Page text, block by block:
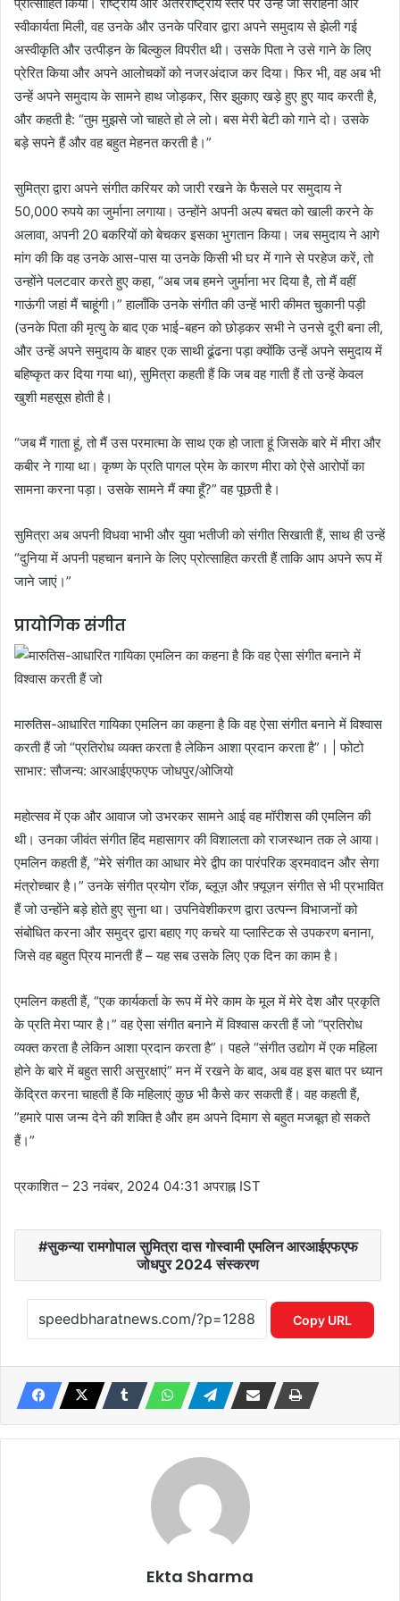
स्वीकार्यता मिली, वह उनके और उनके परिवार द्वारा अपने समुदाय से झेली गई
अस्वीकृति और उत्पीड़न के बिल्कुल विपरीत थी। उसके पिता ने उसे गाने के लिए
प्रेरित किया और अपने आलोचकों को नजरअंदाज कर दिया। फिर भी, वह अब भी
उन्हें अपने समुदाय के सामने हाथ जोड़कर, सिर झुकाए खड़े हुए हुए याद करती है,
और कहती है: “तुम मुझसे जो चाहते हो ले लो। बस मेरी बेटी को गाने दो। उसके
बड़े सपने हैं और वह बहुत मेहनत करती है।”
सुमित्रा द्वारा अपने संगीत करियर को जारी रखने के फैसले पर समुदाय ने
50,000 रुपये का जुर्माना लगाया। उन्होंने अपनी अल्प बचत को खाली करने के
अलावा, अपनी 20 बकरियों को बेचकर इसका भुगतान किया। जब समुदाय ने आगे
मांग की कि वह उनके आस-पास या उनके किसी भी घर में गाने से परहेज करें, तो
उन्होंने पलटवार करते हुए कहा, “अब जब हमने जुर्माना भर दिया है, तो मैं वहीं
गाऊंगी जहां मैं चाहूंगी।” हालाँकि उनके संगीत की उन्हें भारी कीमत चुकानी पड़ी
(उनके पिता की मृत्यु के बाद एक भाई-बहन को छोड़कर सभी ने उनसे दूरी बना ली,
और उन्हें अपने समुदाय के बाहर एक साथी ढूंढना पड़ा क्योंकि उन्हें अपने समुदाय में
बहिष्कृत कर दिया गया था), सुमित्रा कहती हैं कि जब वह गाती हैं तो उन्हें केवल
खुशी महसूस होती है।
“जब मैं गाता हूं, तो मैं उस परमात्मा के साथ एक हो जाता हूं जिसके बारे में मीरा और
कबीर ने गाया था। कृष्ण के प्रति पागल प्रेम के कारण मीरा को ऐसे आरोपों का
सामना करना पड़ा। उसके सामने मैं क्या हूँ?” वह पूछती है।
सुमित्रा अब अपनी विधवा भाभी और युवा भतीजी को संगीत सिखाती हैं, साथ ही उन्हें
“दुनिया में अपनी पहचान बनाने के लिए प्रोत्साहित करती हैं ताकि आप अपने रूप में
जाने जाएं।”
प्रायोगिक संगीत
मारुतिस-आधारित गायिका एमलिन का कहना है कि वह ऐसा संगीत बनाने में विश्वास
करती हैं जो “प्रतिरोध व्यक्त करता है लेकिन आशा प्रदान करता है”। | फोटो
साभार: सौजन्य: आरआईएफएफ जोधपुर/ओजियो
महोत्सव में एक और आवाज जो उभरकर सामने आई वह मॉरीशस की एमलिन की
थी। उनका जीवंत संगीत हिंद महासागर की विशालता को राजस्थान तक ले आया।
एमलिन कहती हैं, ”मेरे संगीत का आधार मेरे द्वीप का पारंपरिक ड्रमवादन और सेगा
मंत्रोच्चार है।” उनके संगीत प्रयोग रॉक, ब्लूज़ और फ़्यूज़न संगीत से भी प्रभावित
हैं जो उन्होंने बड़े होते हुए सुना था। उपनिवेशीकरण द्वारा उत्पन्न विभाजनों को
संबोधित करना और समुद्र द्वारा बहाए गए कचरे या प्लास्टिक से उपकरण बनाना,
जिसे वह बहुत प्रिय मानती हैं – यह सब उसके लिए एक दिन का काम है।
एमलिन कहती हैं, “एक कार्यकर्ता के रूप में मेरे काम के मूल में मेरे देश और प्रकृति
के प्रति मेरा प्यार है।” वह ऐसा संगीत बनाने में विश्वास करती हैं जो “प्रतिरोध
व्यक्त करता है लेकिन आशा प्रदान करता है”। पहले “संगीत उद्योग में एक महिला
होने के बारे में बहुत सारी असुरक्षाएं” मन में रखने के बाद, अब वह इस बात पर ध्यान
केंद्रित करना चाहती हैं कि महिलाएं कुछ भी कैसे कर सकती हैं। वह कहती हैं,
”हमारे पास जन्म देने की शक्ति है और हम अपने दिमाग से बहुत मजबूत हो सकते
हैं।”
प्रकाशित– 23 नवंबर, 2024 04:31 अपराह्न IST
सुकन्या रामगोपाल सुमित्रा दास गोस्वामी एमलिन आरआईएफएफ
जोधपुर 2024 संस्करण
Copy URL
Ekta Sharma